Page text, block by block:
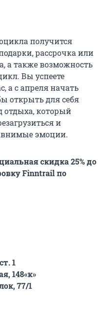
получится
рассрочка или
а также возможность
Вы успеете
а с апреля начать
открыть для себя
отдыха, который
и
эмоции.
скидка 25% до
Finntrail по
1
148«к»
77/1